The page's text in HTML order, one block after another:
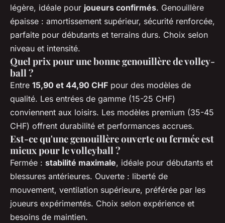
légère, idéale pour joueurs confirmés. Genouillère
épaisse : amortissement supérieur, sécurité renforcée,
parfaite pour débutants et terrains durs. Choix selon
niveau et intensité.
Quel prix pour une bonne genouillère de volley-
ball ?
Entre 15,90 et 44,90 CHF pour des modèles de
qualité. Les entrées de gamme (15-25 CHF)
conviennent aux loisirs. Les modèles premium (35-45
CHF) offrent durabilité et performances accrues.
Est-ce qu'une genouillère ouverte ou fermée est
mieux pour le volleyball ?
Fermée : stabilité maximale, idéale pour débutants et
blessures antérieures. Ouverte : liberté de
mouvement, ventilation supérieure, préférée par les
joueurs expérimentés. Choix selon expérience et
besoins de maintien.